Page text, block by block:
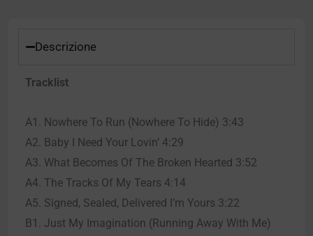
Descrizione
Tracklist
A1. Nowhere To Run (Nowhere To Hide) 3:43
A2. Baby I Need Your Lovin’ 4:29
A3. What Becomes Of The Broken Hearted 3:52
A4. The Tracks Of My Tears 4:14
A5. Signed, Sealed, Delivered I’m Yours 3:22
B1. Just My Imagination (Running Away With Me)